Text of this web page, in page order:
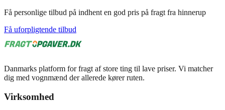
Få personlige tilbud på indhent en god pris på fragt fra hinnerup
Få uforpligtende tilbud
Danmarks platform for fragt af store ting til lave priser. Vi matcher
dig med vognmænd der allerede kører ruten.
Virksomhed